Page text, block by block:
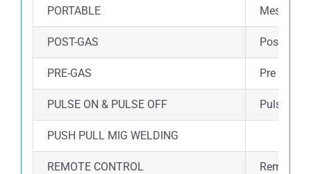
PORTABLE Mesin las
POST-GAS Post gas
PRE-GAS Pre gas
PULSE ON & PULSE OFF Pulse
PUSH PULL MIG WELDING
REMOTE CONTROL Remote